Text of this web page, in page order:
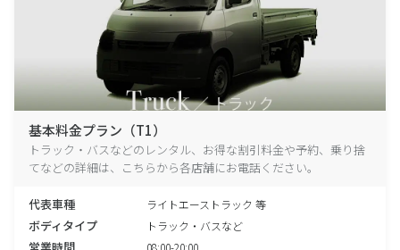
基本料金プラン（T1）
トラック・バスなどのレンタル、お得な割引料金や予約、乗り捨
てなどの詳細は、こちらから各店舗にお電話ください。
代表車種 ライトエーストラック 等
ボディタイプ トラック・バスなど
08:00-20:00